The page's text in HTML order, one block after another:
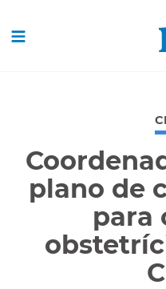
plano de
para